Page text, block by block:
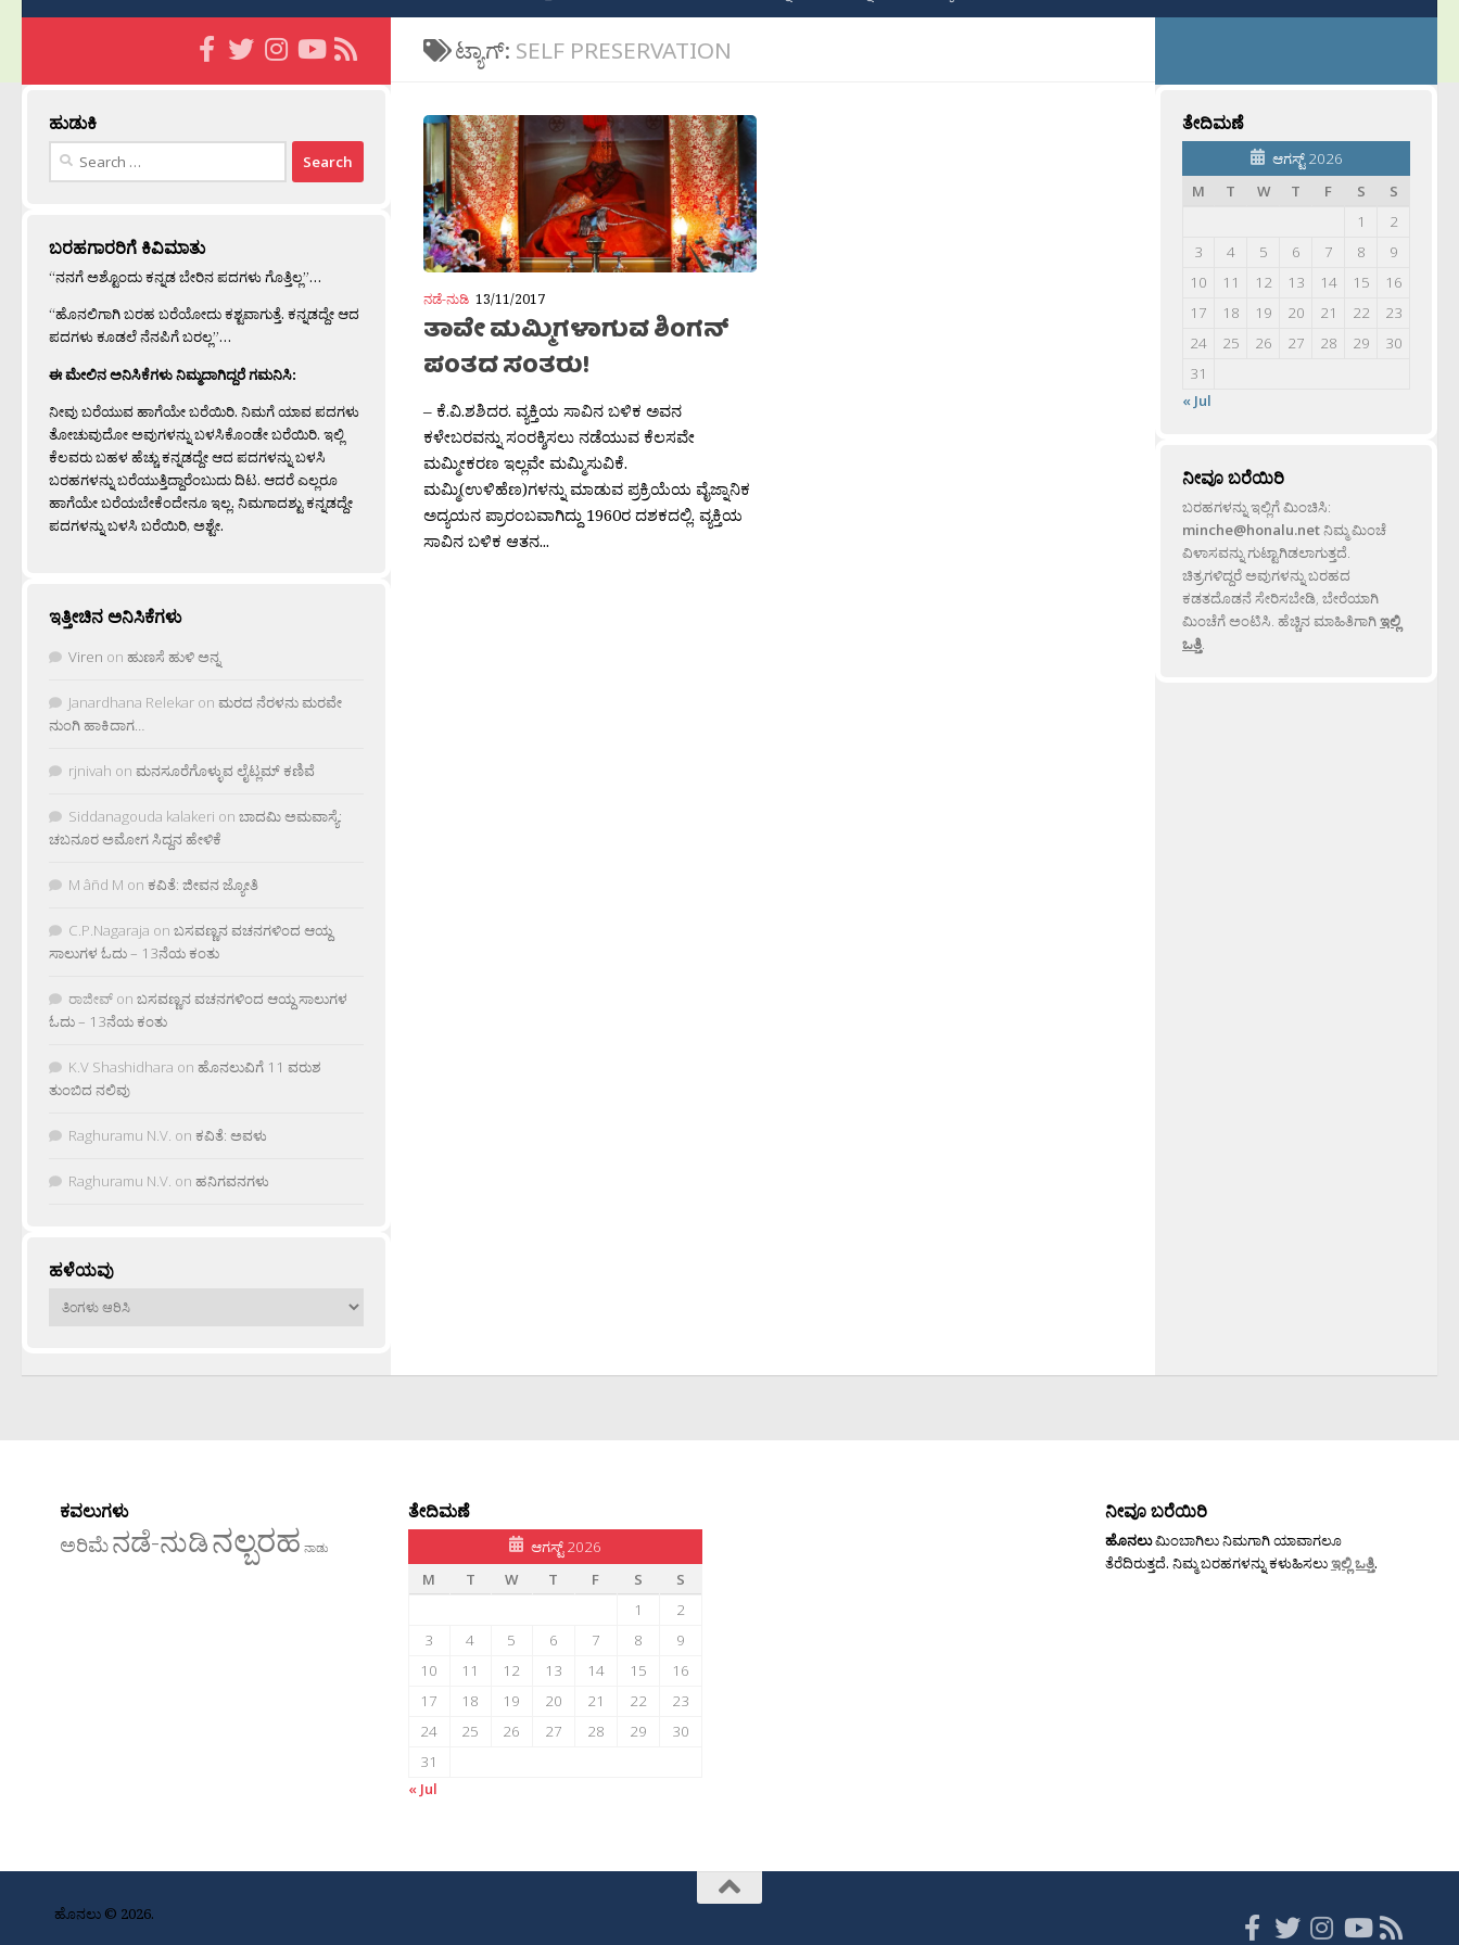
ಟ್ಯಾಗ್: SELF PRESERVATION
ನಡೆ-ನುಡಿ 13/11/2017
ತಾವೇ ಮಮ್ಮಿಗಳಾಗುವ ಶಿಂಗನ್
ಪಂತದ ಸಂತರು!
– ಕೆ.ವಿ.ಶಶಿದರ. ವ್ಯಕ್ತಿಯ ಸಾವಿನ ಬಳಿಕ ಅವನ
ಕಳೇಬರವನ್ನು ಸಂರಕ್ಶಿಸಲು ನಡೆಯುವ ಕೆಲಸವೇ
ಮಮ್ಮೀಕರಣ ಇಲ್ಲವೇ ಮಮ್ಮಿಸುವಿಕೆ.
ಮಮ್ಮಿ(ಉಳಿಹೆಣ)ಗಳನ್ನು ಮಾಡುವ ಪ್ರಕ್ರಿಯೆಯ ವೈಜ್ನಾನಿಕ
ಅದ್ಯಯನ ಪ್ರಾರಂಬವಾಗಿದ್ದು 1960ರ ದಶಕದಲ್ಲಿ. ವ್ಯಕ್ತಿಯ
ಸಾವಿನ ಬಳಿಕ ಆತನ...
ಹುಡುಕಿ
Search
ಬರಹಗಾರರಿಗೆ ಕಿವಿಮಾತು
“ನನಗೆ ಅಶ್ಟೊಂದು ಕನ್ನಡ ಬೇರಿನ ಪದಗಳು ಗೊತ್ತಿಲ್ಲ”…
“ಹೊನಲಿಗಾಗಿ ಬರಹ ಬರೆಯೋದು ಕಶ್ಟವಾಗುತ್ತೆ. ಕನ್ನಡದ್ದೇ ಆದ
ಪದಗಳು ಕೂಡಲೆ ನೆನಪಿಗೆ ಬರಲ್ಲ”…
ಈ ಮೇಲಿನ ಅನಿಸಿಕೆಗಳು ನಿಮ್ಮದಾಗಿದ್ದರೆ ಗಮನಿಸಿ:
ನೀವು ಬರೆಯುವ ಹಾಗೆಯೇ ಬರೆಯಿರಿ. ನಿಮಗೆ ಯಾವ ಪದಗಳು
ತೋಚುವುದೋ ಅವುಗಳನ್ನು ಬಳಸಿಕೊಂಡೇ ಬರೆಯಿರಿ. ಇಲ್ಲಿ
ಕೆಲವರು ಬಹಳ ಹೆಚ್ಚು ಕನ್ನಡದ್ದೇ ಆದ ಪದಗಳನ್ನು ಬಳಸಿ
ಬರಹಗಳನ್ನು ಬರೆಯುತ್ತಿದ್ದಾರೆಂಬುದು ದಿಟ. ಆದರೆ ಎಲ್ಲರೂ
ಹಾಗೆಯೇ ಬರೆಯಬೇಕೆಂದೇನೂ ಇಲ್ಲ. ನಿಮಗಾದಶ್ಟು ಕನ್ನಡದ್ದೇ
ಪದಗಳನ್ನು ಬಳಸಿ ಬರೆಯಿರಿ, ಅಶ್ಟೇ.
ಇತ್ತೀಚಿನ ಅನಿಸಿಕೆಗಳು
Viren on ಹುಣಸೆ ಹುಳಿ ಅನ್ನ
Janardhana Relekar on ಮರದ ನೆರಳನು ಮರವೇ
ನುಂಗಿ ಹಾಕಿದಾಗ…
rjnivah on ಮನಸೂರೆಗೊಳ್ಳುವ ಲೈಟ್ಲಮ್ ಕಣಿವೆ
Siddanagouda kalakeri on ಬಾದಮಿ ಅಮವಾಸ್ಯೆ:
ಚಬನೂರ ಅಮೋಗ ಸಿದ್ದನ ಹೇಳಿಕೆ
M âñd M on ಕವಿತೆ: ಜೀವನ ಜ್ಯೋತಿ
C.P.Nagaraja on ಬಸವಣ್ಣನ ವಚನಗಳಿಂದ ಆಯ್ದ
ಸಾಲುಗಳ ಓದು – 13ನೆಯ ಕಂತು
ರಾಜೀವ್ on ಬಸವಣ್ಣನ ವಚನಗಳಿಂದ ಆಯ್ದ ಸಾಲುಗಳ
ಓದು – 13ನೆಯ ಕಂತು
K.V Shashidhara on ಹೊನಲುವಿಗೆ 11 ವರುಶ
ತುಂಬಿದ ನಲಿವು
Raghuramu N.V. on ಕವಿತೆ: ಅವಳು
Raghuramu N.V. on ಹನಿಗವನಗಳು
ಹಳೆಯವು
ಹಳೆಯವು
ತೇದಿಮಣೆ
ಆಗಸ್ಟ್ 2026
M
T W T F S
S
1
2
3
4 5 6 7 8
9
10
11 12 13 14 15
16
17
18 19 20 21 22
23
24
25 26 27 28 29
30
31
« Jul
ನೀವೂ ಬರೆಯಿರಿ
ಬರಹಗಳನ್ನು ಇಲ್ಲಿಗೆ ಮಿಂಚಿಸಿ:
minche@honalu.netನಿಮ್ಮ ಮಿಂಚೆ
ವಿಳಾಸವನ್ನು ಗುಟ್ಟಾಗಿಡಲಾಗುತ್ತದೆ.
ಚಿತ್ರಗಳಿದ್ದರೆ ಅವುಗಳನ್ನು ಬರಹದ
ಕಡತದೊಡನೆ ಸೇರಿಸಬೇಡಿ, ಬೇರೆಯಾಗಿ
ಮಿಂಚೆಗೆ ಅಂಟಿಸಿ. ಹೆಚ್ಚಿನ ಮಾಹಿತಿಗಾಗಿಇಲ್ಲಿ
ಒತ್ತಿ.
ಕವಲುಗಳು
ಅರಿಮೆನಡೆ-ನುಡಿನಲ್ಬರಹ ನಾಡು
ತೇದಿಮಣೆ
ಆಗಸ್ಟ್ 2026
M
T W T F S
S
1
2
3
4 5 6 7 8
9
10
11 12 13 14 15
16
17
18 19 20 21 22
23
24
25 26 27 28 29
30
31
« Jul
ನೀವೂ ಬರೆಯಿರಿ
ಹೊನಲುಮಿಂಬಾಗಿಲು ನಿಮಗಾಗಿ ಯಾವಾಗಲೂ
ತೆರೆದಿರುತ್ತದೆ. ನಿಮ್ಮ ಬರಹಗಳನ್ನು ಕಳುಹಿಸಲುಇಲ್ಲಿ ಒತ್ತಿ.
ಹೊನಲು © 2026.